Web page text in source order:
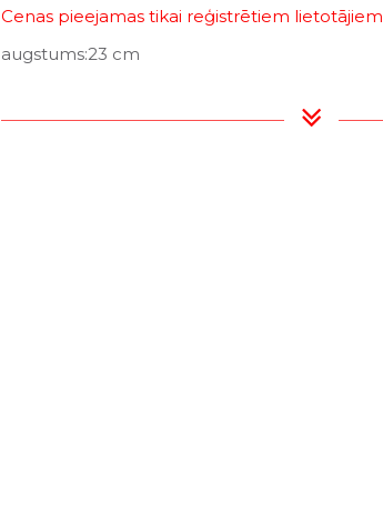
Cenas pieejamas tikai reģistrētiem lietotājiem
augstums:23 cm